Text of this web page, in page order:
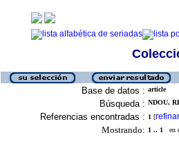
Base de datos : article
Búsqueda : NDOU,
Referencias encontradas : 1 [refinar
Mostrando: 1 .. 1 en